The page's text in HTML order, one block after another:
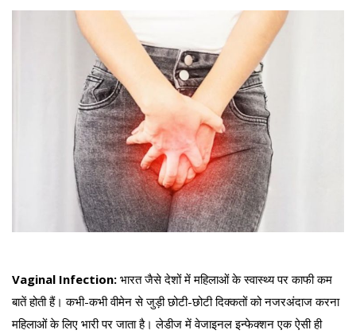
Vaginal Infection: भारत जैसे देशों में महिलाओं के स्वास्थ्य पर काफी कम
बातें होती हैं। कभी-कभी वीमेन से जुड़ी छोटी-छोटी दिक्कतों को नजरअंदाज करना
महिलाओं के लिए भारी पर जाता है। लेडीज में वेजाइनल इन्फेक्शन एक ऐसी ही